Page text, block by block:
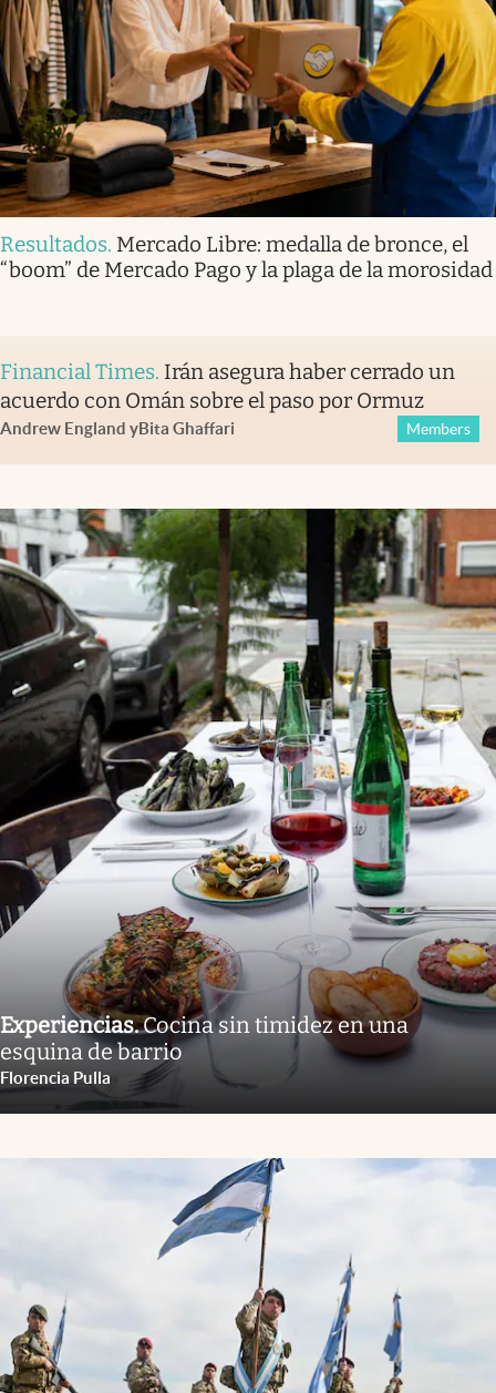
Resultados. Mercado Libre: medalla de bronce, el
“boom” de Mercado Pago y la plaga de la morosidad
Financial Times. Irán asegura haber cerrado un
acuerdo con Omán sobre el paso por Ormuz
Andrew England yBita Ghaffari Members
Experiencias.Cocina sin timidez en una
esquina de barrio
Florencia Pulla